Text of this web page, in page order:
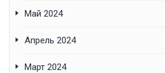
Май 2024
Апрель 2024
Март 2024